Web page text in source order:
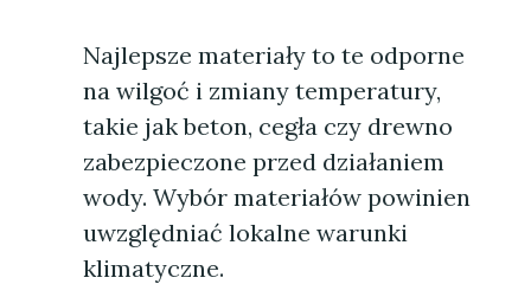
Najlepsze materiały to te odporne
na wilgoć i zmiany temperatury,
takie jak beton, cegła czy drewno
zabezpieczone przed działaniem
wody. Wybór materiałów powinien
uwzględniać lokalne warunki
klimatyczne.